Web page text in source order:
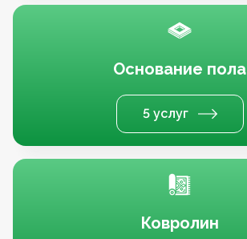
Основание пола
5 услуг
Ковролин